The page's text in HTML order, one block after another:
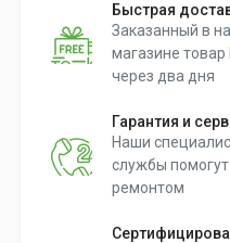
Быстрая
Заказанный в
магазине
через два дня
Гарантия и
Наши
службы
ремонтом